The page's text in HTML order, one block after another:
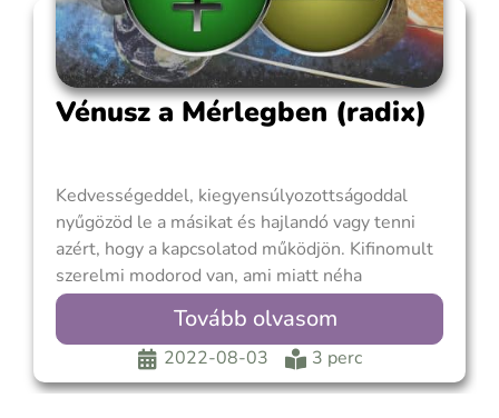
Vénusz a Mérlegben (radix)
Kedvességeddel, kiegyensúlyozottságoddal
nyűgözöd le a másikat és hajlandó vagy tenni
azért, hogy a kapcsolatod működjön. Kifinomult
szerelmi modorod van, ami miatt néha
őszintétlennek vagy felszínesnek tűnhetsz.
Gyengéd vagy és utálod, ha megsértenek, nem
szereted az érzelmek nyílt és durva kifejezését.
Nemcsak a középutat választod, hanem a
Tovább olvasom
2022-08-03 3 perc